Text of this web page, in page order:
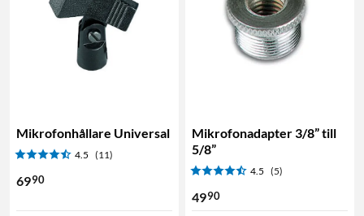
Mikrofonhållare Universal
4.5 (11)
6990
Mikrofonadapter 3/8” till
5/8”
4.5 (5)
4990